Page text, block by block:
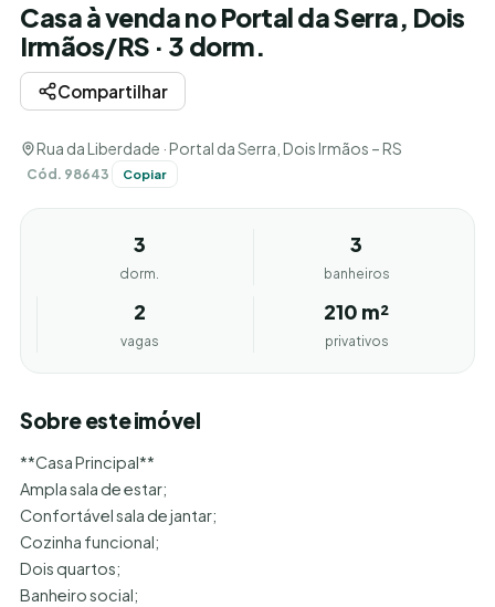
Casa à venda no Portal da Serra, Dois
Irmãos/RS · 3 dorm.
Compartilhar
Rua da Liberdade · Portal da Serra, Dois Irmãos – RS
Cód. 98643 Copiar
3
dorm.
3
banheiros
2
vagas
210 m²
privativos
Sobre este imóvel
**Casa Principal**
Ampla sala de estar;
Confortável sala de jantar;
Cozinha funcional;
Dois quartos;
Banheiro social;